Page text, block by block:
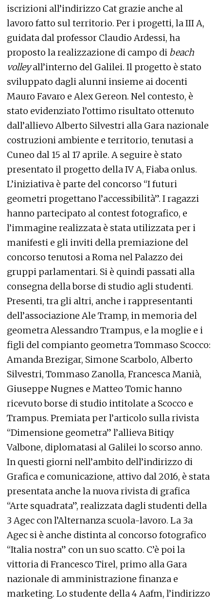
iscrizioni all’indirizzo Cat grazie anche al
lavoro fatto sul territorio. Per i progetti, la III A,
guidata dal professor Claudio Ardessi, ha
proposto la realizzazione di campo di beach
volleyall’interno del Galilei. Il progetto è stato
sviluppato dagli alunni insieme ai docenti
Mauro Favaro e Alex Gereon. Nel contesto, è
stato evidenziato l’ottimo risultato ottenuto
dall’allievo Alberto Silvestri alla Gara nazionale
costruzioni ambiente e territorio, tenutasi a
Cuneo dal 15 al 17 aprile. A seguire è stato
presentato il progetto della IV A, Fiaba onlus.
L’iniziativa è parte del concorso “I futuri
geometri progettano l’accessibilità”. I ragazzi
hanno partecipato al contest fotografico, e
l’immagine realizzata è stata utilizzata per i
manifesti e gli inviti della premiazione del
concorso tenutosi a Roma nel Palazzo dei
gruppi parlamentari. Si è quindi passati alla
consegna della borse di studio agli studenti.
Presenti, tra gli altri, anche i rappresentanti
dell’associazione Ale Tramp, in memoria del
geometra Alessandro Trampus, e la moglie e i
figli del compianto geometra Tommaso Scocco:
Amanda Brezigar, Simone Scarbolo, Alberto
Silvestri, Tommaso Zanolla, Francesca Manià,
Giuseppe Nugnes e Matteo Tomic hanno
ricevuto borse di studio intitolate a Scocco e
Trampus. Premiata per l’articolo sulla rivista
“Dimensione geometra” l’allieva Bitiqy
Valbone, diplomatasi al Galilei lo scorso anno.
In questi giorni nell’ambito dell’indirizzo di
Grafica e comunicazione, attivo dal 2016, è stata
presentata anche la nuova rivista di grafica
“Arte squadrata”, realizzata dagli studenti della
3 Agec con l’Alternanza scuola-lavoro. La 3a
Agec si è anche distinta al concorso fotografico
“Italia nostra” con un suo scatto. C’è poi la
vittoria di Francesco Tirel, primo alla Gara
nazionale di amministrazione finanza e
marketing. Lo studente della 4 Aafm, l’indirizzo